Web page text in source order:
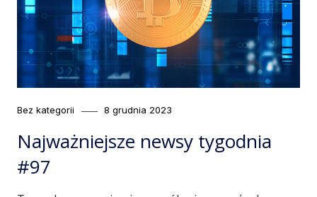
Category
Bez kategorii
Posted
8 grudnia 2023
Najważniejsze newsy tygodnia
#97